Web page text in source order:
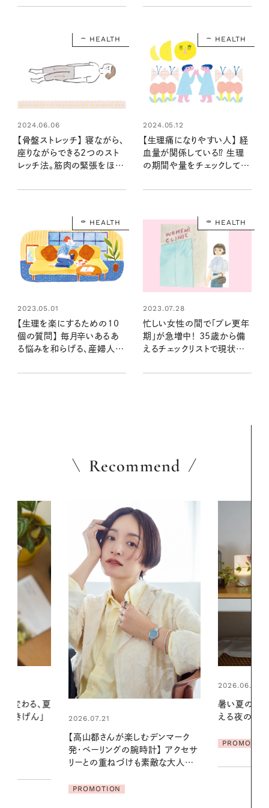
HEALTH
2024.06.06
【骨盤ストレッチ】 寝ながら、
座りながらできる2つのスト
レッチ法。筋肉の緊張をほぐ
う！
HEALTH
2024.05.12
【生理痛になりやすい人】 経
血量が関係している⁉ 生理
の期間や量をチェックして自
HEALTH
2023.05.01
【生理を楽にするための10
個の質問】 毎月辛いあるあ
る悩みを和らげる、産婦人科
HEALTH
2023.07.28
忙しい女性の間で「プレ更年
期」が急増中！ 35歳から備
えるチェックリストで現状を
Recommend
2026.06.01
える夜の爽やかご褒美ケア
PROMOTION
2026.06.01
真夏に向け
やりジェルと
ア